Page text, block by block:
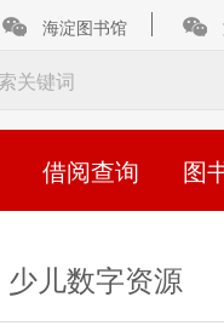
海淀图书馆
借阅查询 图
少儿数字资源